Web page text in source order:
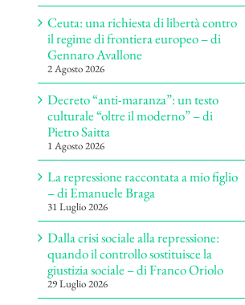
Ceuta: una richiesta di libertà contro
il regime di frontiera europeo – di
Gennaro Avallone
2 Agosto 2026
Decreto “anti-maranza”: un testo
culturale “oltre il moderno” – di
Pietro Saitta
1 Agosto 2026
La repressione raccontata a mio figlio
– di Emanuele Braga
31 Luglio 2026
Dalla crisi sociale alla repressione:
quando il controllo sostituisce la
giustizia sociale – di Franco Oriolo
29 Luglio 2026